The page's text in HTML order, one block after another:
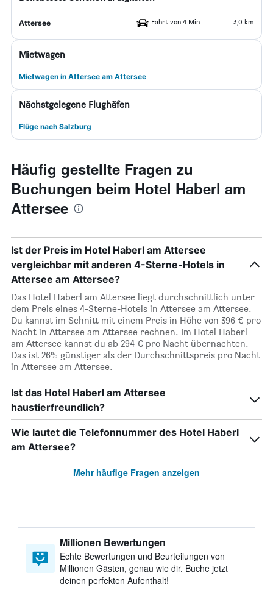
Attersee Fahrt von 4 Min. 3,0 km
Mietwagen
Mietwagen in Attersee am Attersee
Nächstgelegene Flughäfen
Flüge nach Salzburg
Häufig gestellte Fragen zu
Buchungen beim Hotel Haberl am
Attersee
Ist der Preis im Hotel Haberl am Attersee
vergleichbar mit anderen 4-Sterne-Hotels in
Attersee am Attersee?
Das Hotel Haberl am Attersee liegt durchschnittlich unter
dem Preis eines 4-Sterne-Hotels in Attersee am Attersee.
Du kannst im Schnitt mit einem Preis in Höhe von 396 € pro
Nacht in Attersee am Attersee rechnen. Im Hotel Haberl
am Attersee kannst du ab 294 € pro Nacht übernachten.
Das ist 26% günstiger als der Durchschnittspreis pro Nacht
in Attersee am Attersee.
Ist das Hotel Haberl am Attersee
haustierfreundlich?
Wie lautet die Telefonnummer des Hotel Haberl
am Attersee?
Mehr häufige Fragen anzeigen
Millionen Bewertungen
Echte Bewertungen und Beurteilungen von
Millionen Gästen, genau wie dir. Buche jetzt
deinen perfekten Aufenthalt!